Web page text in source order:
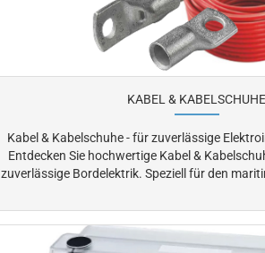
KABEL & KABELSCHUHE
Kabel & Kabelschuhe - für zuverlässige
Entdecken Sie hochwertige Kabel &
zuverlässige Bordelektrik. Speziell für den maritimen Einsatz entwickelt,
Navigation, Kommunikation und Motorfunktionen. Hochwertige
und passende Kabelschuhe schützen vor
elektrischen Ausfällen an Bord. Finden Sie die passenden Lösungen für